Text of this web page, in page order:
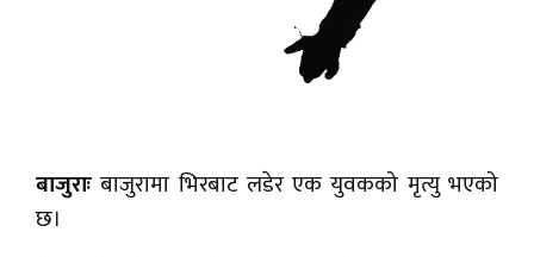
बाजुराःबाजुरामा भिरबाट लडेर एक युवकको मृत्यु भएको
छ।